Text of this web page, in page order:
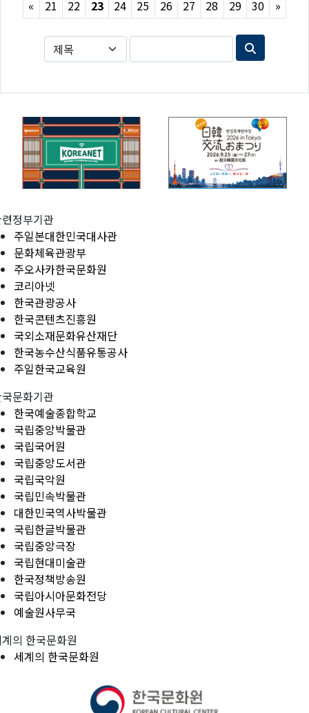
« Previous
21 22 23 24 25 26 27 28 29 30 »Next
정부기관
주일본대한민국대사관
문화체육관광부
주오사카한국문화원
코리아넷
한국관광공사
한국콘텐츠진흥원
국외소재문화유산재단
한국농수산식품유통공사
주일한국교육원
문화기관
한국예술종합학교
국립중앙박물관
국립국어원
국립중앙도서관
국립국악원
국립민속박물관
대한민국역사박물관
국립한글박물관
국립중앙극장
국립현대미술관
한국정책방송원
국립아시아문화전당
예술원사무국
의 한국문화원
세계의 한국문화원